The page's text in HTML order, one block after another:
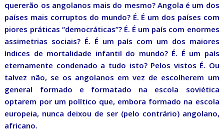
quererão os angolanos mais do mesmo? Angola é um dos
países mais corruptos do mundo? É. É um dos países com
piores práticas “democráticas”? É. É um país com enormes
assimetrias sociais? É. É um país com um dos maiores
índices de mortalidade infantil do mundo? É. É um país
eternamente condenado a tudo isto? Pelos vistos É. Ou
talvez não, se os angolanos em vez de escolherem um
general formado e formatado na escola soviética
optarem por um político que, embora formado na escola
europeia, nunca deixou de ser (pelo contrário) angolano,
africano.